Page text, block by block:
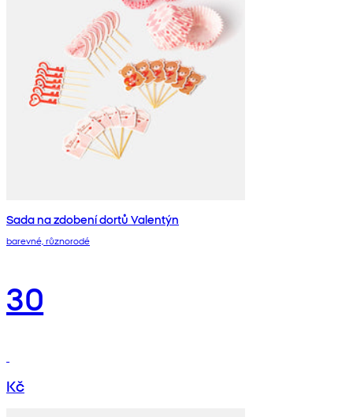
Sada na zdobení dortů Valentýn
barevné, různorodé
30
Kč